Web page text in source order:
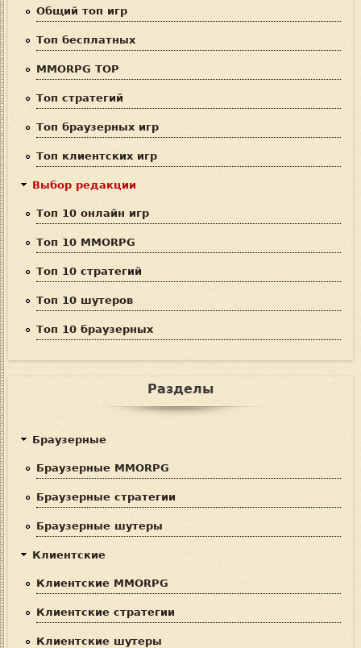
Общий топ игр
Топ бесплатных
MMORPG TOP
Топ стратегий
Топ браузерных игр
Топ клиентских игр
Выбор редакции
Топ 10 онлайн игр
Топ 10 MMORPG
Топ 10 стратегий
Топ 10 шутеров
Топ 10 браузерных
Разделы
Браузерные
Браузерные MMORPG
Браузерные стратегии
Браузерные шутеры
Клиентские
Клиентские MMORPG
Клиентские стратегии
Клиентские шутеры